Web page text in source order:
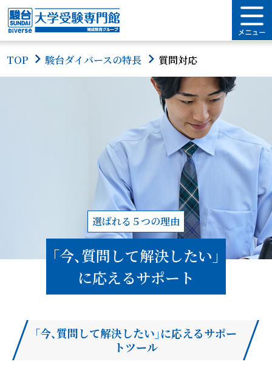
TOP 駿台ダイバースの特長 質問対応
選ばれる５つの理由
「今、質問して解決したい」
に応えるサポート
「今、質問して解決したい」に応えるサポー
トツール